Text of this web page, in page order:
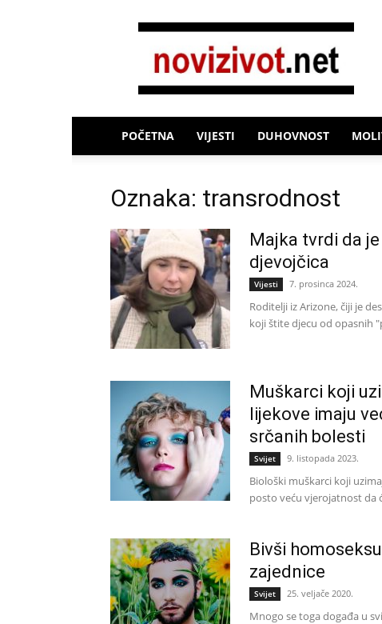
Novi
POČETNA VIJESTI DUHOVNOST
Oznaka: transrodnost
Majka tvrdi da
djevojčica
Vijesti 7. prosinca 2024.
Roditelji iz Arizone, čiji je
koji štite djecu od opasnih
Muškarci koji
lijekove imaju
srčanih bolesti
Svijet 9. listopada 2023.
Biološki muškarci koji
posto veću vjerojatnost da
Bivši
zajednice
Svijet 25. veljače 2020.
Mnogo se toga događa u